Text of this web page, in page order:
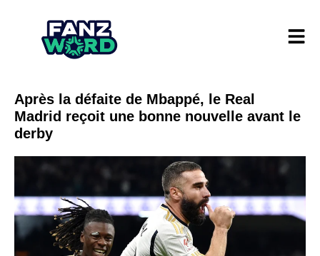
Après la défaite de Mbappé, le Real
Madrid reçoit une bonne nouvelle avant le
derby